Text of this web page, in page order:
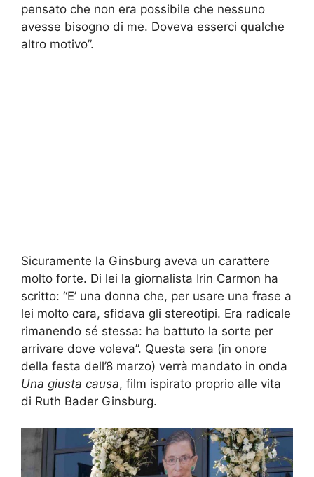
pensato che non era possibile che nessuno
avesse bisogno di me. Doveva esserci qualche
altro motivo”.
Sicuramente la Ginsburg aveva un carattere
molto forte. Di lei la giornalista Irin Carmon ha
scritto: “E’ una donna che, per usare una frase a
lei molto cara, sfidava gli stereotipi. Era radicale
rimanendo sé stessa: ha battuto la sorte per
arrivare dove voleva”. Questa sera (in onore
della festa dell’8 marzo) verrà mandato in onda
Una giusta causa, film ispirato proprio alle vita
di Ruth Bader Ginsburg.